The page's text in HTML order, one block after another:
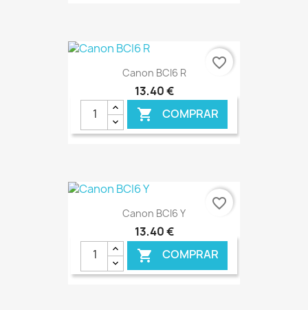
€ ONLINE
Canon BCI6 R
13,40 €
 COMPRAR
€ ONLINE
favorite_border
Canon BCI6 Y
13,40 €
 COMPRAR
favorite_border